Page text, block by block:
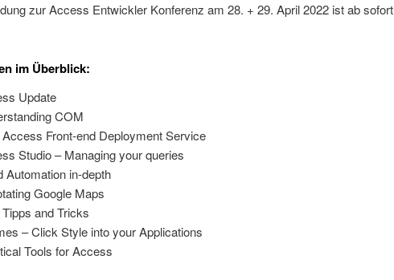
zur Access Entwickler Konferenz am 28. + 29. April 2022 ist ab sofort
im Überblick:
Update
COM
Front-end Deployment Service
Studio – Managing your queries
Automation in-depth
Google Maps
and Tricks
– Click Style into your Applications
Tools for Access